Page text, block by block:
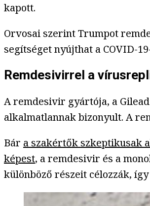
kapott.
Orvosai szerint Trumpot
segítséget nyújthat a COVID-
Remdesivirrel a
A remdesivir gyártója, a
alkalmatlannak bizonyult. A
Bár a szakértők szkeptikusak
képest, a remdesivir és a
különböző részeit célozzák,